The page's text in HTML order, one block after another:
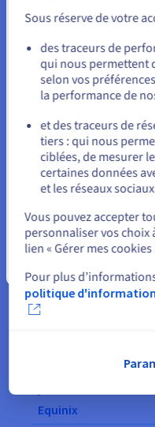
Découvrez
points de
OCC Direct
Console Connect
Equinix
Allez sur le site
us.ovhcloud.com/
Rester sur le site
Sélectionner un
Sous réserve de votre
des traceurs de
qui nous permettent
selon vos
la performance de
et des traceurs de
tiers : qui nous
ciblées, de mesurer
certaines données
et les réseaux
Vous pouvez accepter
personnaliser vos
lien « Gérer mes
Pour plus
politique